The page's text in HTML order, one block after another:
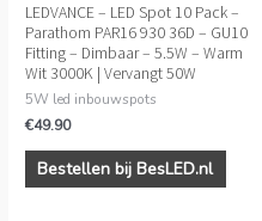
LEDVANCE – LED Spot 10 Pack –
Parathom PAR16 930 36D – GU10
Fitting – Dimbaar – 5.5W – Warm
Wit 3000K | Vervangt 50W
5W led inbouwspots
€49.90
Bestellen bij BesLED.nl